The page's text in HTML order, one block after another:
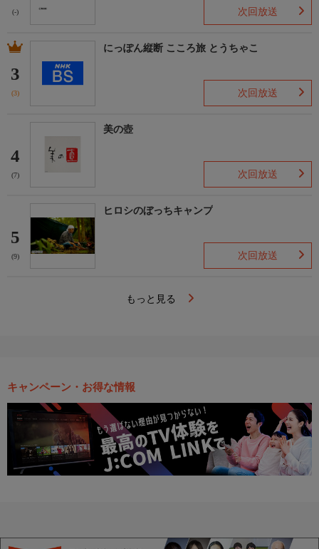
(-) 次回放送
3
(3)
にっぽん縦断 こころ旅 とうちゃこ
次回放送
4
(7)
美の壺
次回放送
5
(9)
ヒロシのぼっちキャンプ
次回放送
もっと見る
キャンペーン・お得な情報